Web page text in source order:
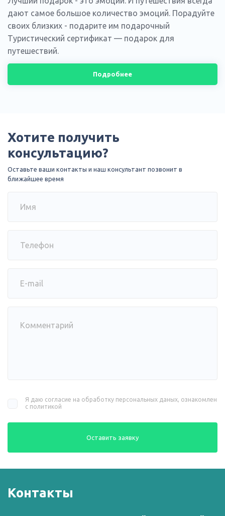
дают самое большое количество эмоций. Порадуйте
своих близких - подарите им подарочный
Туристический сертификат — подарок для
путешествий.
Подробнее
Хотите получить
консультацию?
Оставьте ваши контакты и наш консультант позвонит в
ближайшее время
Оставить заявку
Я даю согласие на обработку персональных даных, ознакомлен
с политикой
Контакты